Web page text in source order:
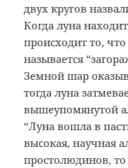
двух кругов
Когда луна
происходит то,
называется
Земной шар
тогда луна
вышеупомянутой
“Луна вошла в
высокая, научная
простолюдинов,